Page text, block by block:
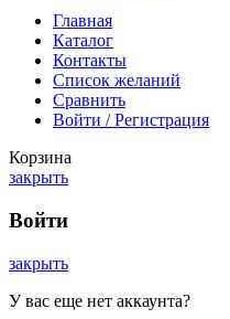
Главная
Каталог
Контакты
Список желаний
Сравнить
Войти / Регистрация
Корзина
закрыть
Войти
закрыть
У вас еще нет аккаунта?